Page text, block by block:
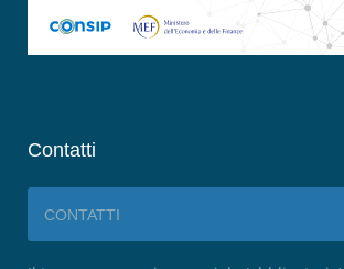
Contatti
CONTATTI